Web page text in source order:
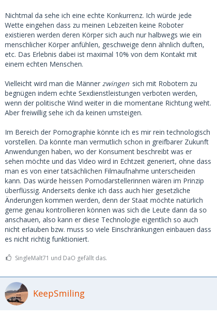
Nichtmal da sehe ich eine echte Konkurrenz. Ich würde jede
Wette eingehen dass zu meinen Lebzeiten keine Roboter
existieren werden deren Körper sich auch nur halbwegs wie ein
menschlicher Körper anfühlen, geschweige denn ähnlich duften,
etc. Das Erlebnis dabei ist maximal 10% von dem Kontakt mit
einem echten Menschen.
Vielleicht wird man die Männer zwingen sich mit Robotern zu
begnügen indem echte Sexdienstleistungen verboten werden,
wenn der politische Wind weiter in die momentane Richtung weht.
Aber freiwillig sehe ich da keinen umsteigen.
Im Bereich der Pornographie könnte ich es mir rein technologisch
vorstellen. Da könnte man vermutlich schon in greifbarer Zukunft
Anwendungen haben, wo der Konsument beschreibt was er
sehen möchte und das Video wird in Echtzeit generiert, ohne dass
man es von einer tatsächlichen Filmaufnahme unterscheiden
kann. Das würde heissen Pornodarstellerinnen wären im Prinzip
überflüssig. Anderseits denke ich dass auch hier gesetzliche
Änderungen kommen werden, denn der Staat möchte natürlich
gerne genau kontrollieren können was sich die Leute dann da so
anschauen, also kann er diese Technologie eigentlich so auch
nicht erlauben bzw. muss so viele Einschränkungen einbauen dass
es nicht richtig funktioniert.
SingleMalt71 und DaO gefällt das.
KeepSmiling